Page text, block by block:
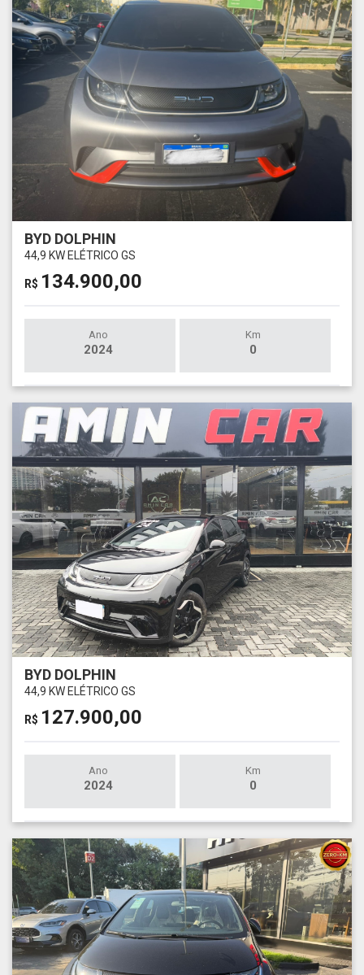
BYD DOLPHIN
44,9 KW ELÉTRICO GS
R$ 134.900,00
Ano
2024
Km
0
BYD DOLPHIN
44,9 KW ELÉTRICO GS
R$ 127.900,00
Ano
2024
Km
0